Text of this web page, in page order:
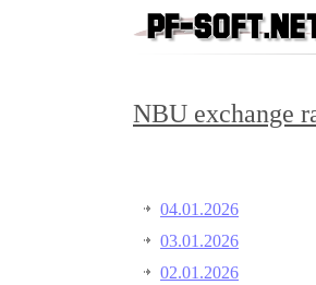
NBU exchange
04.01.2026
03.01.2026
02.01.2026